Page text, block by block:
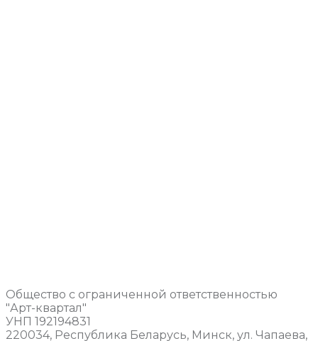
Общество с ограниченной ответственностью
"Арт-квартал"
УНП 192194831
220034, Республика Беларусь, Минск, ул. Чапаева,